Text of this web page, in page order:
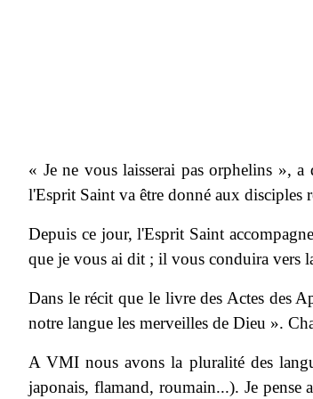
« Je ne vous laisserai pas orphelins »,
l'Esprit Saint va être donné aux disciples
Depuis ce jour, l'Esprit Saint
que je vous ai dit ; il vous conduira vers
Dans le récit que le livre des Actes des
notre langue les merveilles de Dieu ».
A VMI nous avons la pluralité des
japonais, flamand, roumain...). Je pense